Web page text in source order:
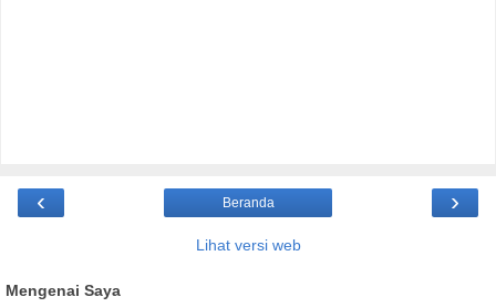
‹ ›
Beranda
Lihat versi web
Mengenai Saya